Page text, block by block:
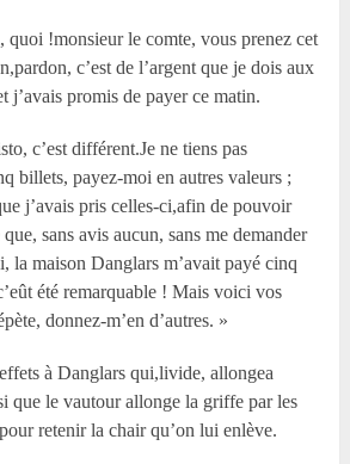
!monsieur le comte, vous prenez cet
c’est de l’argent que je dois aux
j’avais promis de payer ce matin.
c’est différent.Je ne tiens pas
billets, payez-moi en autres valeurs ;
j’avais pris celles-ci,afin de pouvoir
sans avis aucun, sans me demander
la maison Danglars m’avait payé cinq
été remarquable ! Mais voici vos
donnez-m’en d’autres. »
à Danglars qui,livide, allongea
que le vautour allonge la griffe par les
retenir la chair qu’on lui enlève.